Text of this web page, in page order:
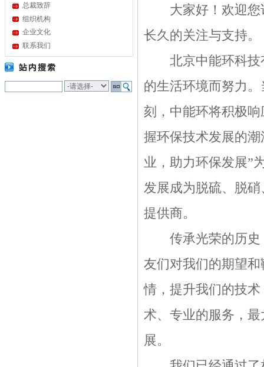
总裁致辞
组织机构
企业文化
联系我们
大家好！欢迎您
长久的关注与支持。
北京中能环科技
的生活环境而努力
刻，中能环将积极
握环保技术发展的
业，助力环保发展”
发展成为脱硫、脱
提供商。
传承光荣的历史
友们对我们的期望
情，提升我们的技
术、专业的服务，
展。